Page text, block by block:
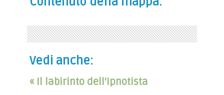
Vedi anche:
« Il labirinto dell'Ipnotista